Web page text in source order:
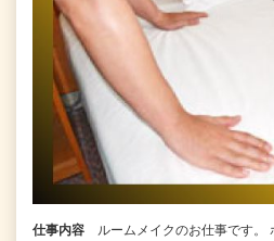
仕事内容
ルームメイクのお仕事です。